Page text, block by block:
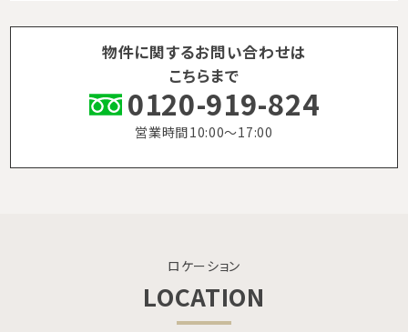
物件に関するお問い合わせは
こちらまで
0120-919-824
営業時間 10:00〜17:00
ロケーション
LOCATION